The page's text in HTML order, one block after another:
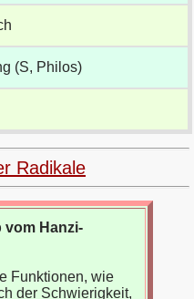
(S, Philos)
Radikale
vom Hanzi-
Funktionen, wie
der Schwierigkeit,